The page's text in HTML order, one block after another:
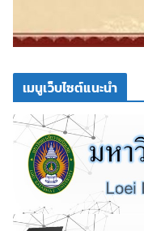
เมนูเว็บไซต์แนะนำ